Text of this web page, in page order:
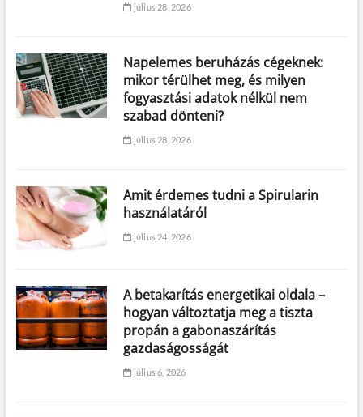
július 28, 2026
Napelemes beruházás cégeknek:
mikor térülhet meg, és milyen
fogyasztási adatok nélkül nem
szabad dönteni?
július 28, 2026
Amit érdemes tudni a Spirularin
használatáról
július 24, 2026
A betakarítás energetikai oldala –
hogyan változtatja meg a tiszta
propán a gabonaszárítás
gazdaságosságát
július 6, 2026